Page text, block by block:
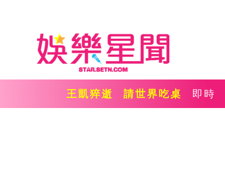
王凱猝逝 請世界吃桌 即時